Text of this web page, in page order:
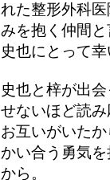
れた整形外科
みを抱く仲間
史也にとって
史也と梓が出
せないほど読
お互いがいた
かい合う勇気
から。